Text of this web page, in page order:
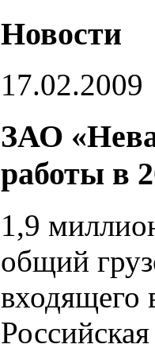
Новости
17.02.2009
ЗАО
работы в
1,9
общий
входящего